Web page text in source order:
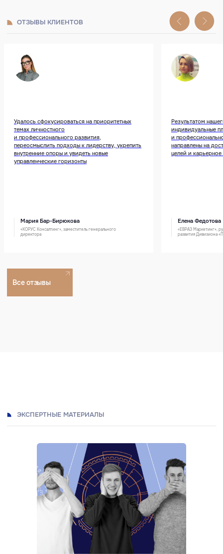
Удалось сфокусироваться на приоритетных
темах личностного
и профессионального развития,
переосмыслить подходы к лидерству, укрепить
внутренние опоры и увидеть новые
управленческие горизонты
Мария Бар-Бирюкова
«КОРУС Консалтинг», заместитель генерального
директора
Результатом
индивидуальные
и
направлены на
целей и
Елена Федотова
«ЕВРАЗ Маркетинг»,
развития Дивизиона
Часто задаваемые
вопросы
Если у вас возникли